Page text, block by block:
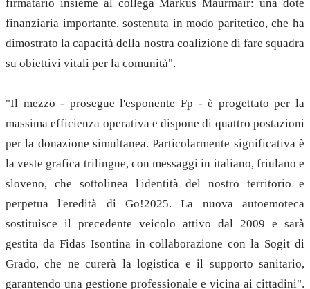
firmatario insieme al collega Markus Maurmair: una dote
finanziaria importante, sostenuta in modo paritetico, che ha
dimostrato la capacità della nostra coalizione di fare squadra
su obiettivi vitali per la comunità".
"Il mezzo - prosegue l'esponente Fp - è progettato per la
massima efficienza operativa e dispone di quattro postazioni
per la donazione simultanea. Particolarmente significativa è
la veste grafica trilingue, con messaggi in italiano, friulano e
sloveno, che sottolinea l'identità del nostro territorio e
perpetua l'eredità di Go!2025. La nuova autoemoteca
sostituisce il precedente veicolo attivo dal 2009 e sarà
gestita da Fidas Isontina in collaborazione con la Sogit di
Grado, che ne curerà la logistica e il supporto sanitario,
garantendo una gestione professionale e vicina ai cittadini".